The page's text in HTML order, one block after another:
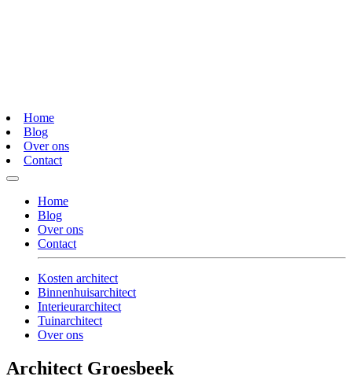
Home
Blog
Over ons
Contact
Home
Blog
Over ons
Contact
Kosten architect
Binnenhuisarchitect
Interieurarchitect
Tuinarchitect
Over ons
Architect Groesbeek